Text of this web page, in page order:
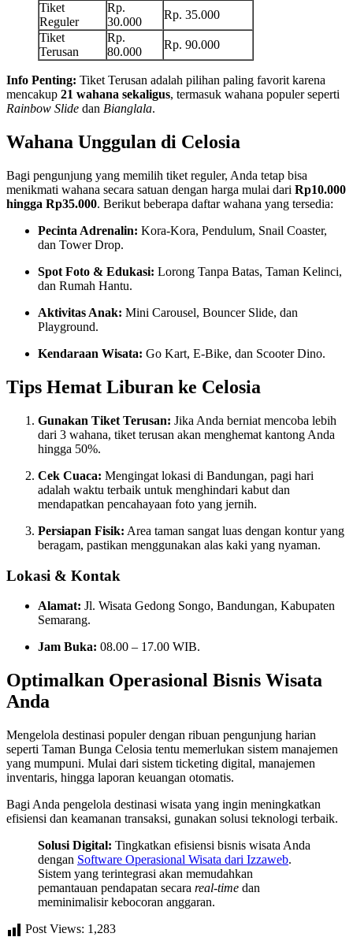
Tiket
Reguler
Rp.
30.000
Rp. 35.000
Tiket
Terusan
Rp.
80.000
Rp. 90.000
Info Penting: Tiket Terusan adalah pilihan paling favorit karena
mencakup 21 wahana sekaligus, termasuk wahana populer seperti
Rainbow Slide dan Bianglala.
Wahana Unggulan di Celosia
Bagi pengunjung yang memilih tiket reguler, Anda tetap bisa
menikmati wahana secara satuan dengan harga mulai dari Rp10.000
hingga Rp35.000. Berikut beberapa daftar wahana yang tersedia:
Pecinta Adrenalin: Kora-Kora, Pendulum, Snail Coaster,
dan Tower Drop.
Spot Foto & Edukasi: Lorong Tanpa Batas, Taman Kelinci,
dan Rumah Hantu.
Aktivitas Anak: Mini Carousel, Bouncer Slide, dan
Playground.
Kendaraan Wisata: Go Kart, E-Bike, dan Scooter Dino.
Tips Hemat Liburan ke Celosia
Gunakan Tiket Terusan: Jika Anda berniat mencoba lebih
dari 3 wahana, tiket terusan akan menghemat kantong Anda
hingga 50%.
Cek Cuaca: Mengingat lokasi di Bandungan, pagi hari
adalah waktu terbaik untuk menghindari kabut dan
mendapatkan pencahayaan foto yang jernih.
Persiapan Fisik: Area taman sangat luas dengan kontur yang
beragam, pastikan menggunakan alas kaki yang nyaman.
Lokasi & Kontak
Alamat: Jl. Wisata Gedong Songo, Bandungan, Kabupaten
Semarang.
Jam Buka: 08.00 – 17.00 WIB.
Optimalkan Operasional Bisnis Wisata
Anda
Mengelola destinasi populer dengan ribuan pengunjung harian
seperti Taman Bunga Celosia tentu memerlukan sistem manajemen
yang mumpuni. Mulai dari sistem ticketing digital, manajemen
inventaris, hingga laporan keuangan otomatis.
Bagi Anda pengelola destinasi wisata yang ingin meningkatkan
efisiensi dan keamanan transaksi, gunakan solusi teknologi terbaik.
Solusi Digital: Tingkatkan efisiensi bisnis wisata Anda
dengan Software Operasional Wisata dari Izzaweb.
Sistem yang terintegrasi akan memudahkan
pemantauan pendapatan secara real-time dan
meminimalisir kebocoran anggaran.
Post Views: 1,283